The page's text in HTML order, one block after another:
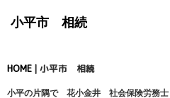
小平市 相続
HOME | 小平市 相続
小平の片隅で 花小金井 社会保険労務士